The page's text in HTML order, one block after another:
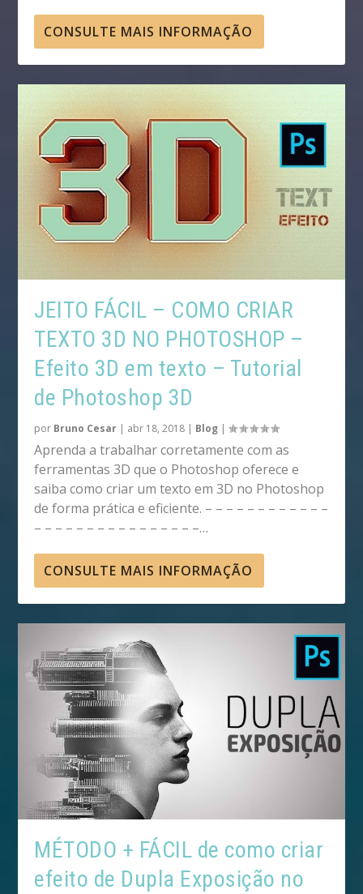
CONSULTE MAIS INFORMAÇÃO
JEITO FÁCIL – COMO CRIAR
TEXTO 3D NO PHOTOSHOP –
Efeito 3D em texto – Tutorial
de Photoshop 3D
por Bruno Cesar abr 18, 2018 Blog |
Aprenda a trabalhar corretamente com as
ferramentas 3D que o Photoshop oferece e
saiba como criar um texto em 3D no Photoshop
de forma prática e eficiente. – – – – – – – – – – – –
– – – – – – – – – – – – – – – –…
CONSULTE MAIS INFORMAÇÃO
MÉTODO + FÁCIL de como criar
efeito de Dupla Exposição no